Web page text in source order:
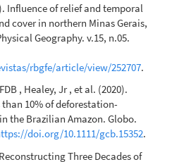
Influence of relief and temporal
cover in northern Minas Gerais,
Geography. v.15, n.05.
rbgfe/article/view/252707.
, Healey, Jr , et al. (2020).
10% of deforestation-
the Brazilian Amazon. Globo.
doi.org/10.1111/gcb.15352.
Three Decades of